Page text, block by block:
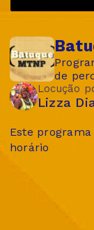
de
Locução
Lizza
Este
horário